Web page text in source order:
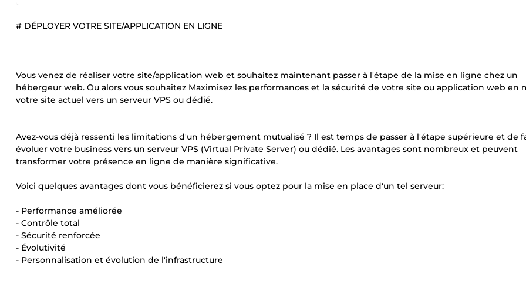
# DÉPLOYER VOTRE SITE/APPLICATION EN LIGNE
Vous venez de réaliser votre site/application web et souhaitez maintenant passer à l'étape de la mise en ligne chez un
hébergeur web. Ou alors vous souhaitez Maximisez les performances et la sécurité de votre site ou application web en
votre site actuel vers un serveur VPS ou dédié.
Avez-vous déjà ressenti les limitations d'un hébergement mutualisé ? Il est temps de passer à l'étape supérieure et de
évoluer votre business vers un serveur VPS (Virtual Private Server) ou dédié. Les avantages sont nombreux et peuvent
transformer votre présence en ligne de manière significative.
Voici quelques avantages dont vous bénéficierez si vous optez pour la mise en place d'un tel serveur:
- Performance améliorée
- Contrôle total
- Sécurité renforcée
- Évolutivité
- Personnalisation et évolution de l'infrastructure